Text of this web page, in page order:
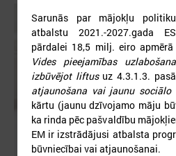
Sarunās par mājokļu
atbalstu
2021.-2027.gada
pārdalei 18,5 milj. eiro
Vides pieejamības
izbūvējot liftusuz 4.3.1.3.
atjaunošana vai jaunu sociālo
kārtu (jaunu dzīvojamo māju
ka rinda pēc pašvaldību
EM ir izstrādājusi atbalsta
būvniecībai vai atjaunošanai.